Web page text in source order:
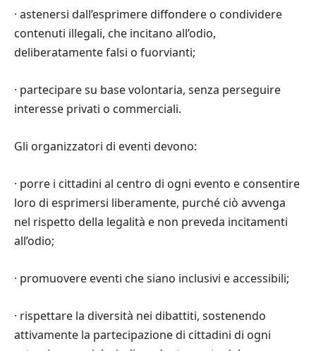
· astenersi dall’esprimere diffondere o condividere
contenuti illegali, che incitano all’odio,
deliberatamente falsi o fuorvianti;
· partecipare su base volontaria, senza perseguire
interesse privati o commerciali.
Gli organizzatori di eventi devono:
· porre i cittadini al centro di ogni evento e consentire
loro di esprimersi liberamente, purché ciò avvenga
nel rispetto della legalità e non preveda incitamenti
all’odio;
· promuovere eventi che siano inclusivi e accessibili;
· rispettare la diversità nei dibattiti, sostenendo
attivamente la partecipazione di cittadini di ogni